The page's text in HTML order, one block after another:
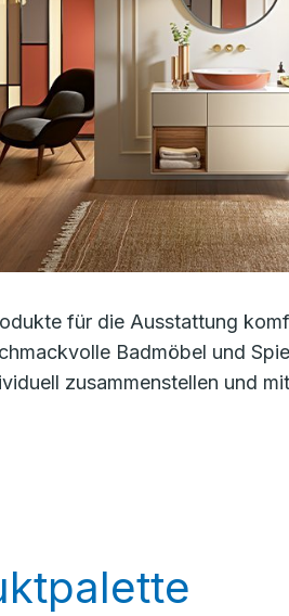
für die Ausstattung
Badmöbel und
zusammenstellen und